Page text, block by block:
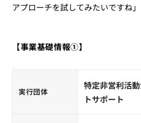
アプローチを試してみたいですね」
【事業基礎情報①】
実行団体
特定非営利活
トサポート